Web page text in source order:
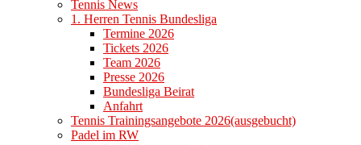
Tennis News
1. Herren Tennis Bundesliga
Termine 2026
Tickets 2026
Team 2026
Presse 2026
Bundesliga Beirat
Anfahrt
Tennis Trainingsangebote 2026(ausgebucht)
Padel im RW